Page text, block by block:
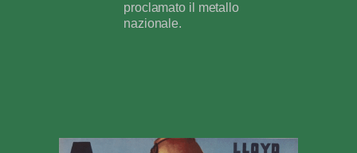
proclamato il metallo
nazionale.